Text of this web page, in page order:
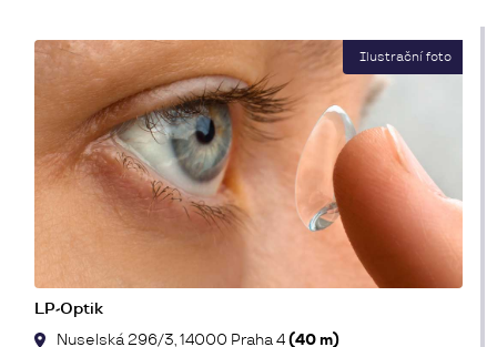
LP-Optik
Nuselská 296/3, 14000 Praha 4(40 m)